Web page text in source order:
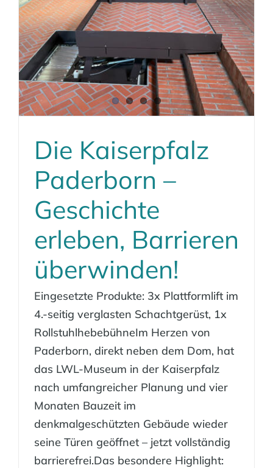
Die Kaiserpfalz
Paderborn –
Geschichte
erleben, Barrieren
überwinden!
Eingesetzte Produkte: 3x Plattformlift im
4.-seitig verglasten Schachtgerüst, 1x
RollstuhlhebebühneIm Herzen von
Paderborn, direkt neben dem Dom, hat
das LWL-Museum in der Kaiserpfalz
nach umfangreicher Planung und vier
Monaten Bauzeit im
denkmalgeschützten Gebäude wieder
seine Türen geöffnet – jetzt vollständig
barrierefrei.Das besondere Highlight: